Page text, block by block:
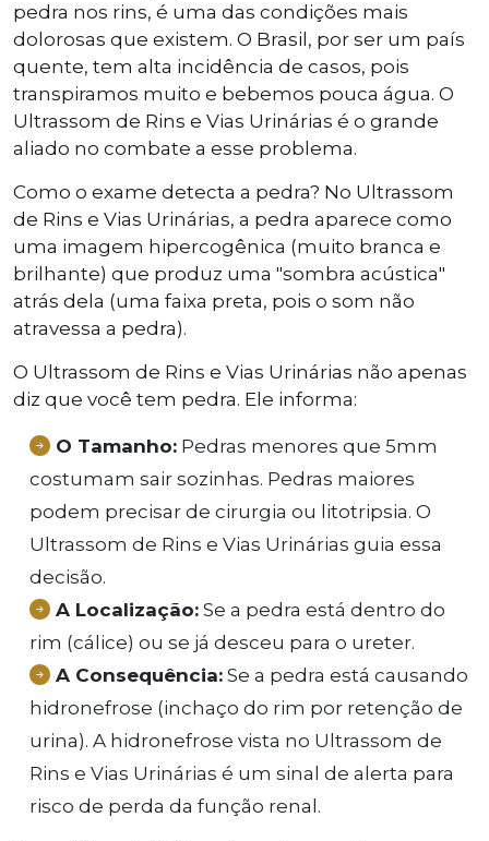
pedra nos rins, é uma das condições mais
dolorosas que existem. O Brasil, por ser um país
quente, tem alta incidência de casos, pois
transpiramos muito e bebemos pouca água. O
Ultrassom de Rins e Vias Urinárias é o grande
aliado no combate a esse problema.
Como o exame detecta a pedra? No Ultrassom
de Rins e Vias Urinárias, a pedra aparece como
uma imagem hipercogênica (muito branca e
brilhante) que produz uma "sombra acústica"
atrás dela (uma faixa preta, pois o som não
atravessa a pedra).
O Ultrassom de Rins e Vias Urinárias não apenas
diz que você tem pedra. Ele informa:
O Tamanho: Pedras menores que 5mm
costumam sair sozinhas. Pedras maiores
podem precisar de cirurgia ou litotripsia. O
Ultrassom de Rins e Vias Urinárias guia essa
decisão.
A Localização: Se a pedra está dentro do
rim (cálice) ou se já desceu para o ureter.
A Consequência: Se a pedra está causando
hidronefrose (inchaço do rim por retenção de
urina). A hidronefrose vista no Ultrassom de
Rins e Vias Urinárias é um sinal de alerta para
risco de perda da função renal.